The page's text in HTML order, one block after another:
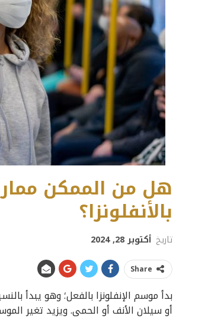
هل من الممكن
بالأنفلونزا؟
تاريخ أكتوبر 28, 2024
Share
بدأ موسم الإنفلونزا بالفعل؛ وهو يبدأ
أو سيلان الأنف أو الحمى. ويزيد تغير